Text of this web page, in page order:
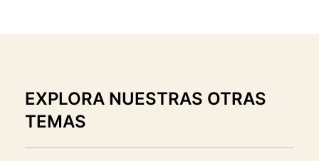
EXPLORA NUESTRAS OTRAS
TEMAS